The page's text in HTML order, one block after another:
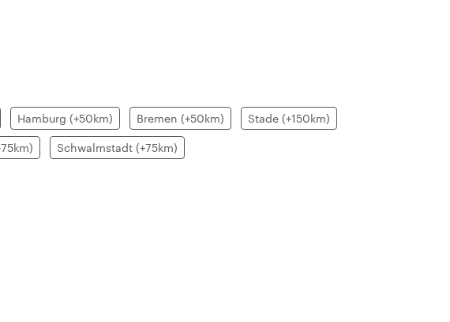
Hamburg (+50km) Bremen (+50km) Stade (+150km)
Schwalmstadt (+75km)